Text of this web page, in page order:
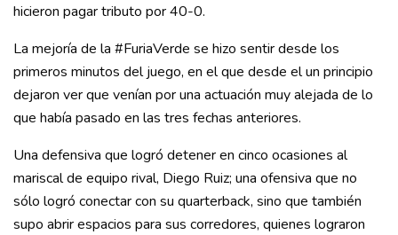
hicieron pagar tributo por 40-0.
La mejoría de la #FuriaVerde se hizo sentir desde los
primeros minutos del juego, en el que desde el un principio
dejaron ver que venían por una actuación muy alejada de lo
que había pasado en las tres fechas anteriores.
Una defensiva que logró detener en cinco ocasiones al
mariscal de equipo rival, Diego Ruiz; una ofensiva que no
sólo logró conectar con su quarterback, sino que también
supo abrir espacios para sus corredores, quienes lograron